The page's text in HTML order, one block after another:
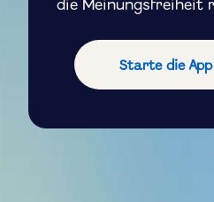
die Meinungsfreiheit
Starte die